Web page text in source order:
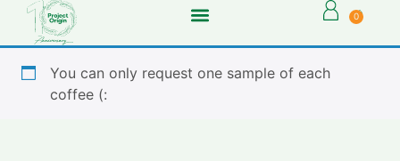
0
You can only request one sample of each
coffee (: